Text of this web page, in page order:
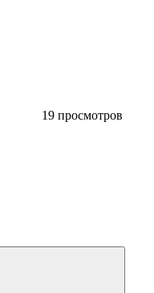
19 просмотров